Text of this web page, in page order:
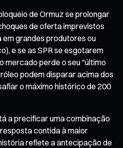
de Ormuz se prolongar
de oferta imprevistos
grandes produtores ou
e se as SPR se esgotarem
mercado perde o seu "último
podem disparar acima dos
o máximo histórico de 200
a precificar uma combinação
contida à maior
reflete a antecipação de